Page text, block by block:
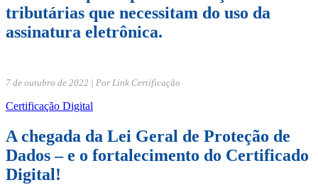
tributárias que necessitam do uso da
assinatura eletrônica.
7 de outubro de 2022 | Por Link Certificação
Certificação Digital
A chegada da Lei Geral de Proteção de
Dados – e o fortalecimento do Certificado
Digital!